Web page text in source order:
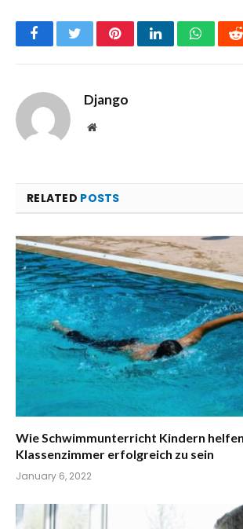
FacebookTwitterPinterestLinkedIn
Django
Website
RELATED POSTS
Wie Schwimmunterricht Kindern
Klassenzimmer erfolgreich zu sein
January 6, 2022